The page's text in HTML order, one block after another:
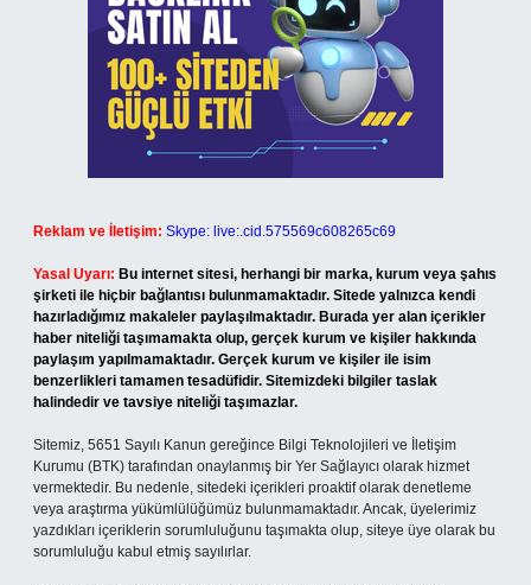
Reklam ve İletişim: Skype: live:.cid.575569c608265c69
Yasal Uyarı: Bu internet sitesi, herhangi bir marka, kurum veya şahıs
şirketi ile hiçbir bağlantısı bulunmamaktadır. Sitede yalnızca kendi
hazırladığımız makaleler paylaşılmaktadır. Burada yer alan içerikler
haber niteliği taşımamakta olup, gerçek kurum ve kişiler hakkında
paylaşım yapılmamaktadır. Gerçek kurum ve kişiler ile isim
benzerlikleri tamamen tesadüfidir. Sitemizdeki bilgiler taslak
halindedir ve tavsiye niteliği taşımazlar.
Sitemiz, 5651 Sayılı Kanun gereğince Bilgi Teknolojileri ve İletişim
Kurumu (BTK) tarafından onaylanmış bir Yer Sağlayıcı olarak hizmet
vermektedir. Bu nedenle, sitedeki içerikleri proaktif olarak denetleme
veya araştırma yükümlülüğümüz bulunmamaktadır. Ancak, üyelerimiz
yazdıkları içeriklerin sorumluluğunu taşımakta olup, siteye üye olarak bu
sorumluluğu kabul etmiş sayılırlar.